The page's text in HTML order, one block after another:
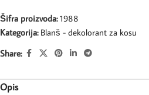
Šifra proizvoda:1988
Kategorija: Blanš - dekolorant za kosu
Share:
Opis